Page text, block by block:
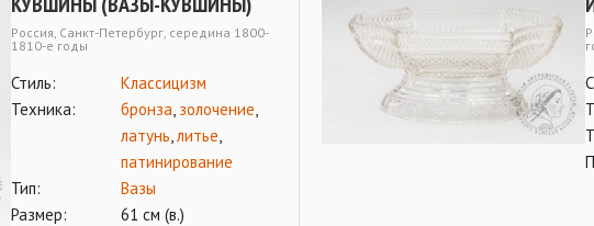
Россия, Санкт-Петербург, середина 1800-
1810-е годы
Стиль:
Классицизм
Техника:
бронза, золочение,
латунь,литье,
патинирование
Тип:
Вазы
Размер:
61 см (в.)